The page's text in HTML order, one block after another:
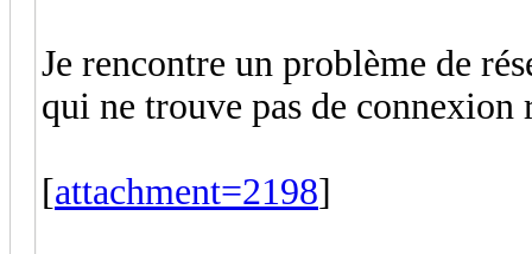
Je rencontre un problème de
qui ne trouve pas de connexion
[attachment=2198]